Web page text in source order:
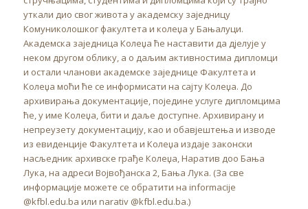
уткали дио свог живота у академску заједницу
Комуниколошког факултета и колеџа у Бањалуци.
Академска заједница Колеџа ће наставити да дјелује у
неком другом облику, а о даљим активностима дипломци
и остали чланови академске заједнице Факултета и
Колеџа моћи ће се информисати на сајту Колеџа. До
архивирања документације, поједине услуге дипломцима
ће, у име Колеџа, бити и даље доступне. Архивирану и
непреузету документацију, као и обавјештења и изводе
из евиденције Факултета и Колеџа издаје законски
насљедник архивске грађе Колеџа, Наратив доо Бања
Лука, на адреси Војвођанска 2, Бања Лука. (За све
информације можете се обратити на informacije
@kfbl.edu.ba или narativ @kfbl.edu.ba.)